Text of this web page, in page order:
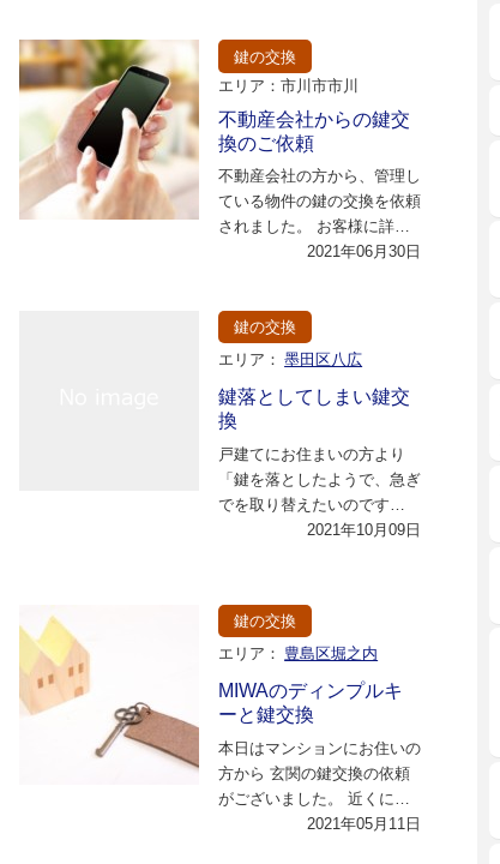
鍵の交換
エリア：市川市市川
不動産会社からの鍵交
換のご依頼
不動産会社の方から、管理し
ている物件の鍵の交換を依頼
されました。 お客様に詳細
についてお伺いさせていただ
2021年06月30日
鍵の交換
エリア： 墨田区八広
鍵落としてしまい鍵交
換
戸建てにお住まいの方より
「鍵を落としたようで、急ぎ
でを取り替えたいのです
が。」とのご依頼です。早速
2021年10月09日
鍵の交換
エリア： 豊島区堀之内
MIWAのディンプルキ
ーと鍵交換
本日はマンションにお住いの
方から 玄関の鍵交換の依頼
がございました。 近くに作
業員が待機していたこともあ
2021年05月11日